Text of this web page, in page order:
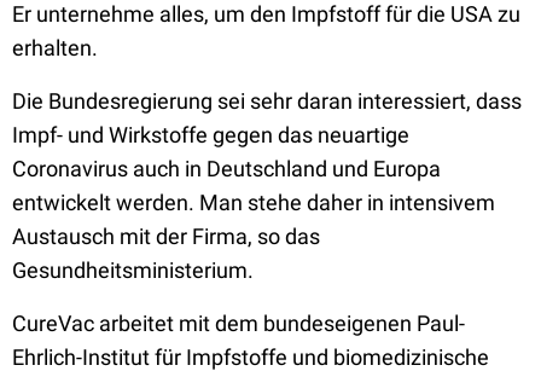
Er unternehme alles, um den Impfstoff für die USA zu
erhalten.
Die Bundesregierung sei sehr daran interessiert, dass
Impf- und Wirkstoffe gegen das neuartige
Coronavirus auch in Deutschland und Europa
entwickelt werden. Man stehe daher in intensivem
Austausch mit der Firma, so das
Gesundheitsministerium.
CureVac arbeitet mit dem bundeseigenen Paul-
Ehrlich-Institut für Impfstoffe und biomedizinische